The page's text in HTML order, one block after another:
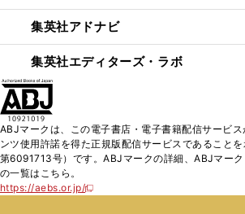
集英社アドナビ
集英社エディターズ・ラボ
ABJマークは、この電子書店・電子書籍配信サービ
ンツ使用許諾を得た正規版配信サービスであること
第6091713号）です。ABJマークの詳細、ABJマー
の一覧はこちら。
https://aebs.or.jp/
新